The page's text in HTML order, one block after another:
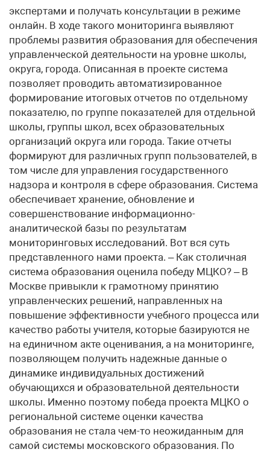
экспертами и получать консультации в режиме
онлайн. В ходе такого мониторинга выявляют
проблемы развития образования для обеспечения
управленческой деятельности на уровне школы,
округа, города. Описанная в проекте система
позволяет проводить автоматизированное
формирование итоговых отчетов по отдельному
показателю, по группе показателей для отдельной
школы, группы школ, всех образовательных
организаций округа или города. Такие отчеты
формируют для различных групп пользователей, в
том числе для управления государственного
надзора и контроля в сфере образования. Система
обеспечивает хранение, обновление и
совершенствование информационно-
аналитической базы по результатам
мониторинговых исследований. Вот вся суть
представленного нами проекта. – Как столичная
система образования оценила победу МЦКО? – В
Москве привыкли к грамотному принятию
управленческих решений, направленных на
повышение эффективности учебного процесса или
качество работы учителя, которые базируются не
на единичном акте оценивания, а на мониторинге,
позволяющем получить надежные данные о
динамике индивидуальных достижений
обучающихся и образовательной деятельности
школы. Именно поэтому победа проекта МЦКО о
региональной системе оценки качества
образования не стала чем-то неожиданным для
самой системы московского образования. По